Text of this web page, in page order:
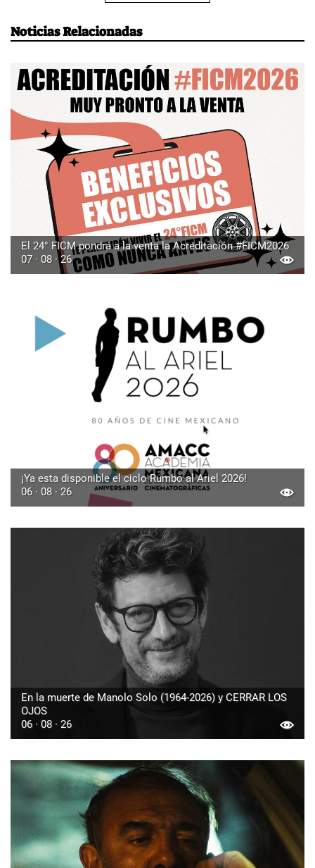
Noticias Relacionadas
El 24° FICM pondrá a la venta la Acreditación #FICM2026
07 · 08 · 26
¡Ya esta disponible el ciclo Rumbo al Ariel 2026!
06 · 08 · 26
En la muerte de Manolo Solo (1964-2026) y CERRAR LOS
OJOS
06 · 08 · 26